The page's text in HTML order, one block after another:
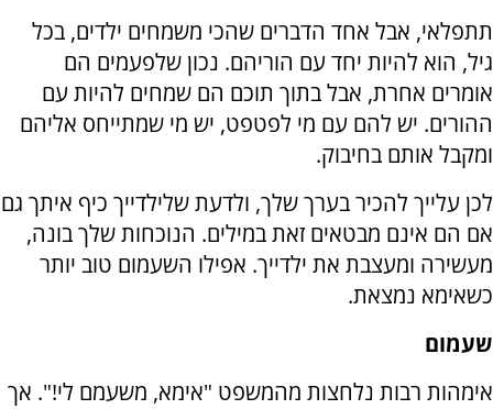
תתפלאי, אבל אחד הדברים שהכי משמחים ילדים, בכל
גיל, הוא להיות יחד עם הוריהם. נכון שלפעמים הם
אומרים אחרת, אבל בתוך תוכם הם שמחים להיות עם
ההורים. יש להם עם מי לפטפט, יש מי שמתייחס אליהם
ומקבל אותם בחיבוק.
לכן עלייך להכיר בערך שלך, ולדעת שלילדייך כיף איתך גם
אם הם אינם מבטאים זאת במילים. הנוכחות שלך בונה,
מעשירה ומעצבת את ילדייך. אפילו השעמום טוב יותר
כשאימא נמצאת.
שעמום
אימהות רבות נלחצות מהמשפט "אימא, משעמם לי!". אך